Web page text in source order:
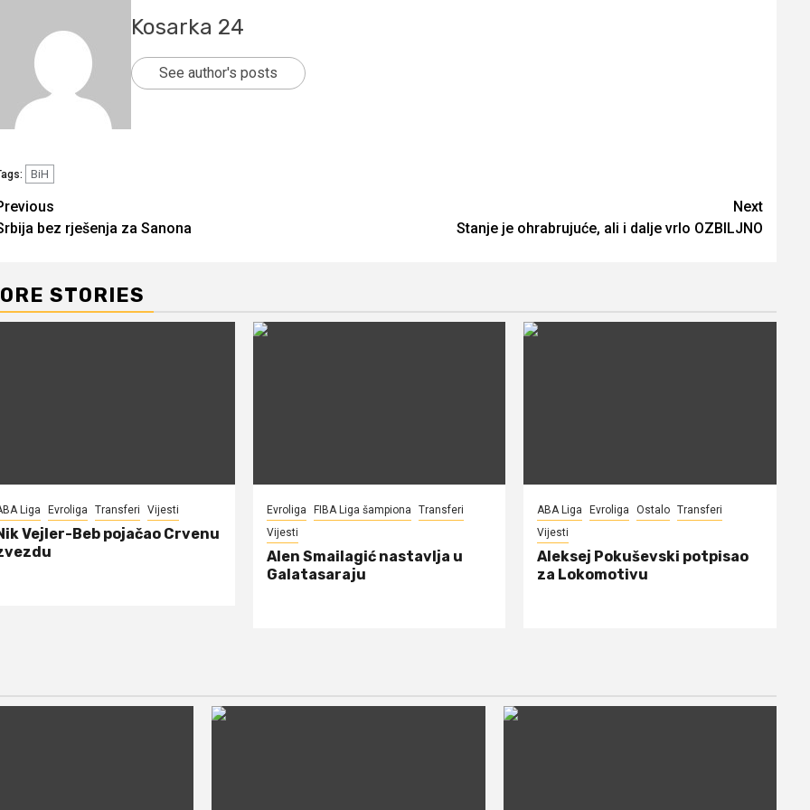
Kosarka 24
See author's posts
BiH
bez rješenja za Sanona
Next
Stanje je ohrabrujuće, ali i dalje vrlo OZBILJNO
STORIES
Liga Evroliga Transferi Vijesti
Vejler-Beb pojačao Crvenu
Evroliga FIBA Liga šampiona
Transferi
Vijesti
Alen Smailagić nastavlja u
Galatasaraju
ABA Liga Evroliga Ostalo Transferi
Vijesti
Aleksej Pokuševski potpisao
za Lokomotivu